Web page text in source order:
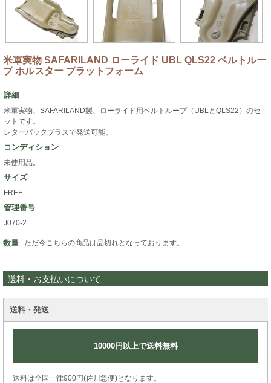
米軍実物 SAFARILAND ローライド UBL QLS22 ベルトルー
プ ホルスター プラットフォーム
詳細
米軍実物、SAFARILAND製、ローライド用ベルトループ（UBLとQLS22）のセ
ットです。
レターパックプラスで発送可能。
コンディション
未使用品。
サイズ
FREE
管理番号
J070-2
数量 ただ今こちらの商品は品切れとなっております。
送料・お支払いについて
送料・発送
10000円以上で送料無料
送料は全国一律900円(佐川急便)となります。